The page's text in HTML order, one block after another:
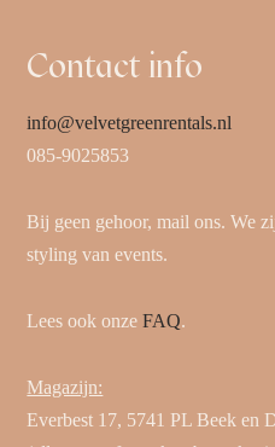
Contact info
info@velvetgreenrentals.nl
085-9025853
Bij geen gehoor, mail ons. We
styling van events.
Lees ook onzeFAQ.
Magazijn:
Everbest 17, 5741 PL Beek en